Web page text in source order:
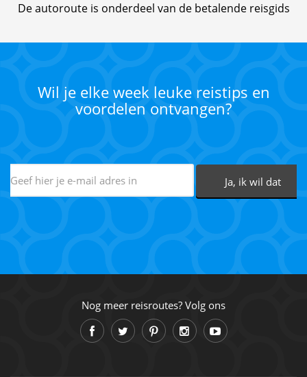
De autoroute is onderdeel van de betalende reisgids
Wil je elke week leuke reistips en
voordelen ontvangen?
Nog meer reisroutes? Volg ons